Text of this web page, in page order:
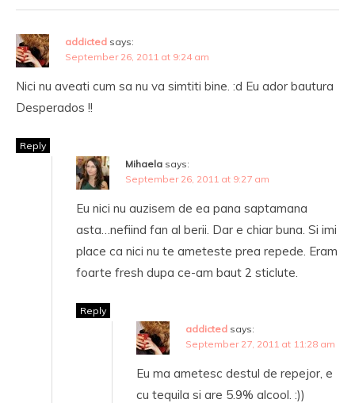
addicted says:
September 26, 2011 at 9:24 am
Nici nu aveati cum sa nu va simtiti bine. :d Eu ador bautura
Desperados !!
Reply
Mihaela says:
September 26, 2011 at 9:27 am
Eu nici nu auzisem de ea pana saptamana
asta…nefiind fan al berii. Dar e chiar buna. Si imi
place ca nici nu te ameteste prea repede. Eram
foarte fresh dupa ce-am baut 2 sticlute.
Reply
addicted says:
September 27, 2011 at 11:28 am
Eu ma ametesc destul de repejor, e
cu tequila si are 5.9% alcool. :))